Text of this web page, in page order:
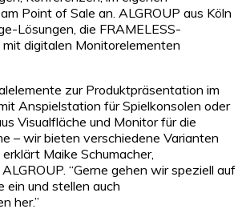
Point of Sale an. ALGROUP aus Köln
Lösungen, die FRAMELESS-
digitalen Monitorelementen
zur Produktpräsentation im
Anspielstation für Spielkonsolen oder
Visualfläche und Monitor für die
– wir bieten verschiedene Varianten
Maike Schumacher,
“Gerne gehen wir speziell auf
ein und stellen auch
her.”